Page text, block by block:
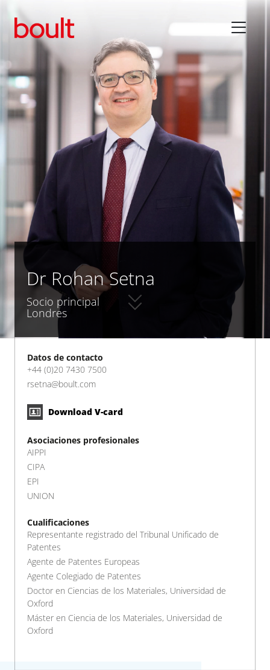
Dr Rohan Setna
Socio principal
Londres
Datos de contacto
+44 (0)20 7430 7500
rsetna@boult.com
Download V-card
Asociaciones profesionales
AIPPI
CIPA
EPI
UNION
Cualificaciones
Representante registrado del Tribunal Unificado de
Patentes
Agente de Patentes Europeas
Agente Colegiado de Patentes
Doctor en Ciencias de los Materiales, Universidad de
Oxford
Máster en Ciencia de los Materiales, Universidad de
Oxford